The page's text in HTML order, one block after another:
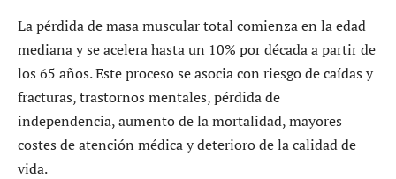
La pérdida de masa muscular total comienza en la edad
mediana y se acelera hasta un 10% por década a partir de
los 65 años. Este proceso se asocia con riesgo de caídas y
fracturas, trastornos mentales, pérdida de
independencia, aumento de la mortalidad, mayores
costes de atención médica y deterioro de la calidad de
vida.